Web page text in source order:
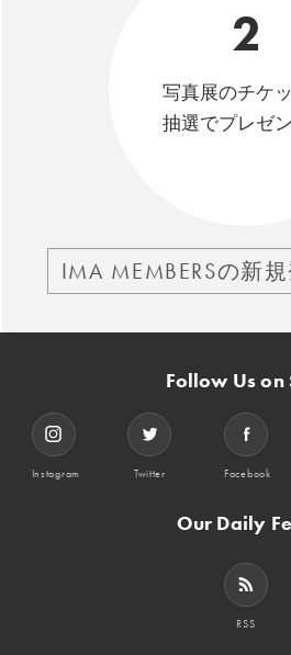
2
写真展のチケ
抽選でプレゼ
IMA MEMBERSの新
Follow Us on
Instagram Twitter Facebook
Our Daily
RSS